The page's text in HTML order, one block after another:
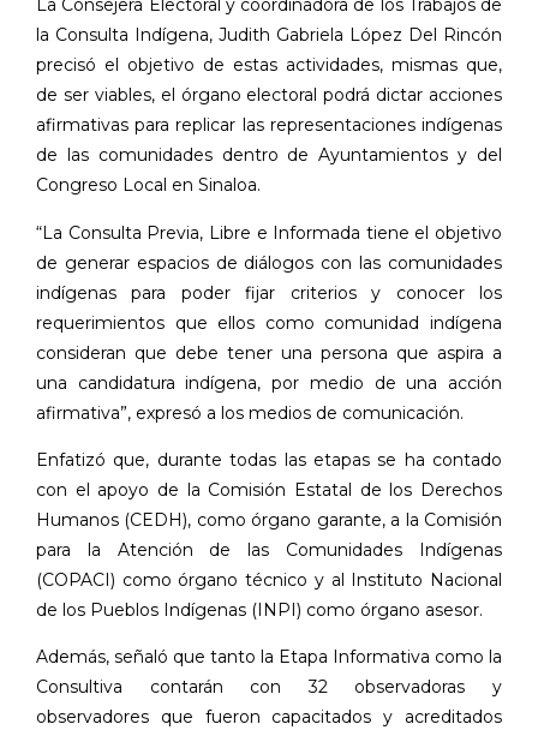
La Consejera Electoral y coordinadora de los Trabajos de
la Consulta Indígena, Judith Gabriela López Del Rincón
precisó el objetivo de estas actividades, mismas que,
de ser viables, el órgano electoral podrá dictar acciones
afirmativas para replicar las representaciones indígenas
de las comunidades dentro de Ayuntamientos y del
Congreso Local en Sinaloa.
“La Consulta Previa, Libre e Informada tiene el objetivo
de generar espacios de diálogos con las comunidades
indígenas para poder fijar criterios y conocer los
requerimientos que ellos como comunidad indígena
consideran que debe tener una persona que aspira a
una candidatura indígena, por medio de una acción
afirmativa”, expresó a los medios de comunicación.
Enfatizó que, durante todas las etapas se ha contado
con el apoyo de la Comisión Estatal de los Derechos
Humanos (CEDH), como órgano garante, a la Comisión
para la Atención de las Comunidades Indígenas
(COPACI) como órgano técnico y al Instituto Nacional
de los Pueblos Indígenas (INPI) como órgano asesor.
Además, señaló que tanto la Etapa Informativa como la
Consultiva contarán con 32 observadoras y
observadores que fueron capacitados y acreditados